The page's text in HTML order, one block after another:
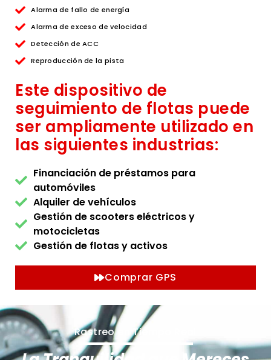
Alarma de fallo de energía
Alarma de exceso de velocidad
Detección de ACC
Reproducción de la pista
Este dispositivo de
seguimiento de flotas puede
ser ampliamente utilizado en
las siguientes industrias:
Financiación de préstamos para
automóviles
Alquiler de vehículos
Gestión de scooters eléctricos y
motocicletas
Gestión de flotas y activos
Comprar GPS
Rastreo en Tiempo Real